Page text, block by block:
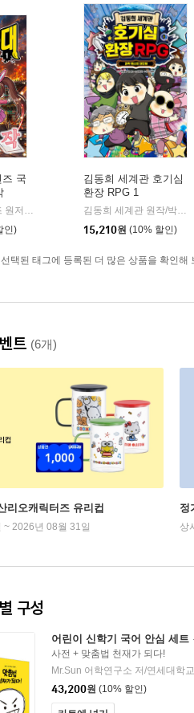
국
백앤아 고고프렌즈 원저/한바리 글/정수영 그림/김선 감수 | 백앤
인)
김동희 세계관 호기심
환장 RPG 1
김동희 세계관 원작/박종은 글/이정태 그림
15,210원 (10% 할인)
택된 태그에 등록된 더 많은 상품을 확인해
트 (6개)
리오캐릭터즈 유리컵
2026년 08월 31일
정
상
구성
어린이 신학기 국어 안심 세트
사전 + 맞춤법 천재가 되다!
43,200원 (10% 할인)